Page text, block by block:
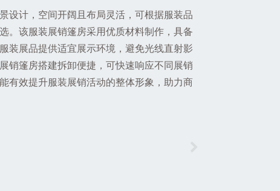
设计，空间开阔且布局灵活，可根据服装品
。该服装展销篷房采用优质材料制作，具备
装展品提供适宜展示环境，避免光线直射影
销篷房搭建拆卸便捷，可快速响应不同展销
有效提升服装展销活动的整体形象，助力商